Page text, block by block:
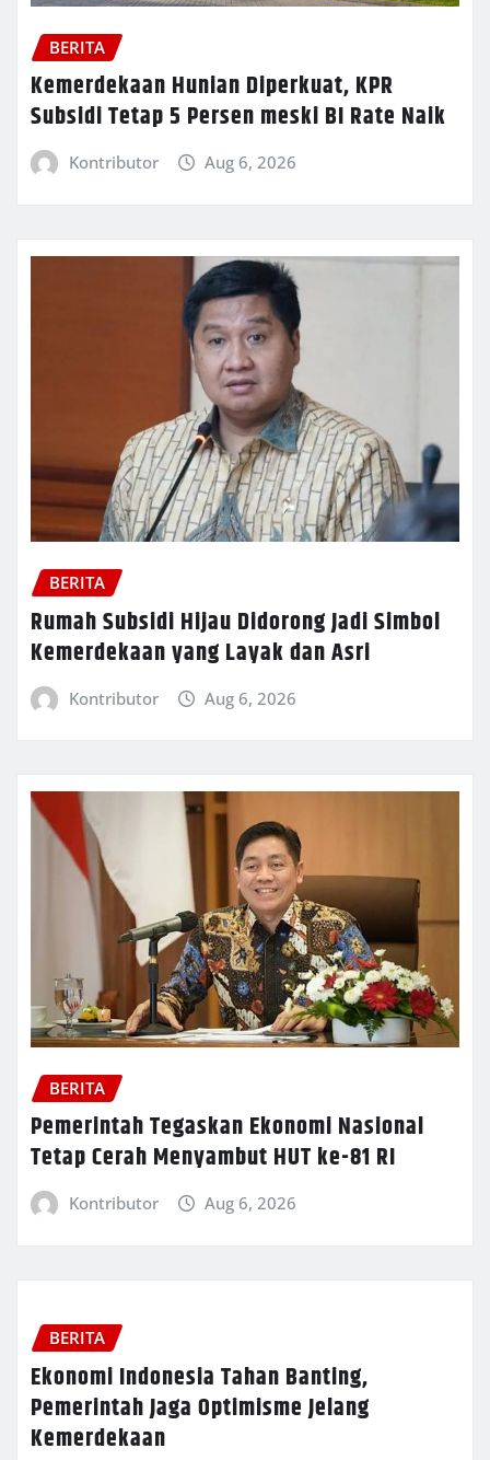
BERITA
Kemerdekaan Hunian Diperkuat, KPR
Subsidi Tetap 5 Persen meski BI Rate Naik
Kontributor Aug 6, 2026
BERITA
Rumah Subsidi Hijau Didorong Jadi Simbol
Kemerdekaan yang Layak dan Asri
Kontributor Aug 6, 2026
BERITA
Pemerintah Tegaskan Ekonomi Nasional
Tetap Cerah Menyambut HUT ke-81 RI
Kontributor Aug 6, 2026
BERITA
Ekonomi Indonesia Tahan Banting,
Pemerintah Jaga Optimisme Jelang
Kemerdekaan